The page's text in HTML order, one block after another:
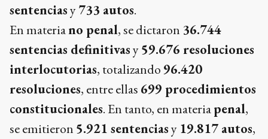
sentenciasy733 autos.
En materiano penal, se dictaron 36.744
sentencias definitivasy59.676 resoluciones
interlocutorias, totalizando96.420
resoluciones, entre ellas 699 procedimientos
constitucionales. En tanto, en materiapenal,
se emitieron 5.921 sentenciasy 19.817 autos,